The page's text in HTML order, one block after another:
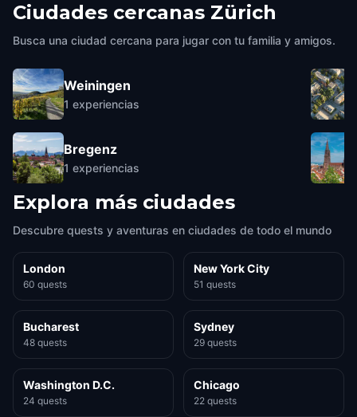
Ciudades cercanas Zürich
Busca una ciudad cercana para jugar con tu familia y amigos.
Weiningen
1 experiencias
Bregenz
1 experiencias
Explora más ciudades
Descubre quests y aventuras en ciudades de todo el mundo
London
60 quests
New York City
51 quests
Bucharest
48 quests
Sydney
29 quests
Washington D.C.
24 quests
Chicago
22 quests